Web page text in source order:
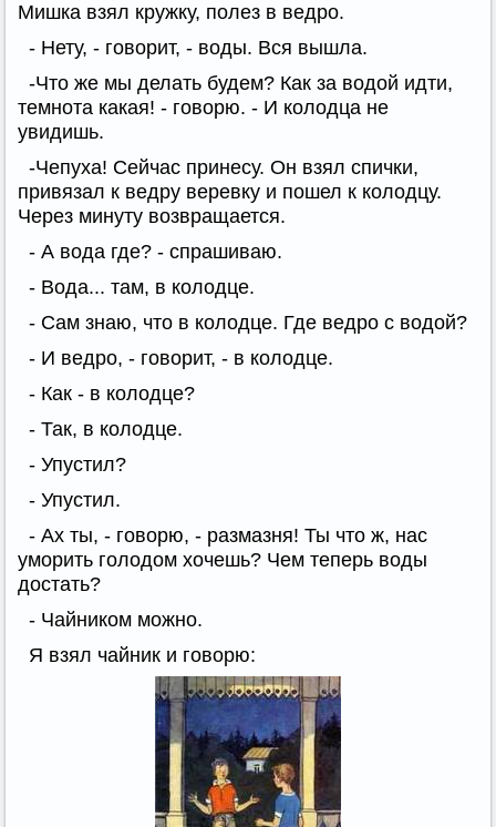
Мишка взял кружку, полез в ведро.
- Нету, - говорит, - воды. Вся вышла.
-Что же мы делать будем? Как за водой идти,
темнота какая! - говорю. - И колодца не
увидишь.
-Чепуха! Сейчас принесу. Он взял спички,
привязал к ведру веревку и пошел к колодцу.
Через минуту возвращается.
- А вода где? - спрашиваю.
- Вода... там, в колодце.
- Сам знаю, что в колодце. Где ведро с водой?
- И ведро, - говорит, - в колодце.
- Как - в колодце?
- Так, в колодце.
- Упустил?
- Упустил.
- Ах ты, - говорю, - размазня! Ты что ж, нас
уморить голодом хочешь? Чем теперь воды
достать?
- Чайником можно.
Я взял чайник и говорю: